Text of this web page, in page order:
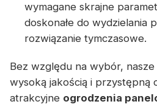
wymagane skrajne
doskonałe do wydzielania
rozwiązanie tymczasowe.
Bez względu na wybór,
wysoką jakością i przystępną
atrakcyjne ogrodzenia